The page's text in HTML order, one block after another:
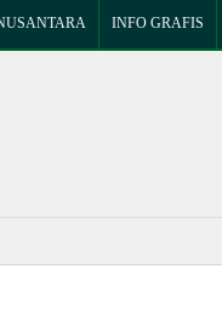
INFO GRAFIS